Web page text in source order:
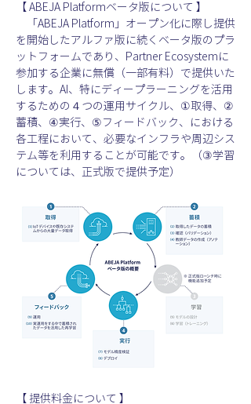
【 ABEJA Platformベータ版について 】
「ABEJA Platform」オープン化に際し提供
を開始したアルファ版に続くベータ版のプラ
ットフォームであり、Partner Ecosystemに
参加する企業に無償（一部有料）で提供いた
します。AI、特にディープラーニングを活用
するための４つの運用サイクル、①取得、②
蓄積、④実行、⑤フィードバック、における
各工程において、必要なインフラや周辺シス
テム等を利用することが可能です。（③学習
については、正式版で提供予定）
【 提供料金について 】